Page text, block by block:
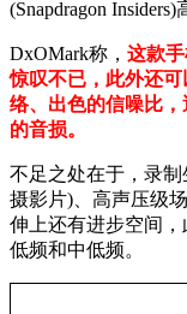
(Snapdragon Insiders)
DxOMark称， 这款
惊叹不已，此外还
络、出色的信噪比
的音损。
不足之处在于，录
摄影片)、高声压级
伸上还有进步空间
低频和中低频。